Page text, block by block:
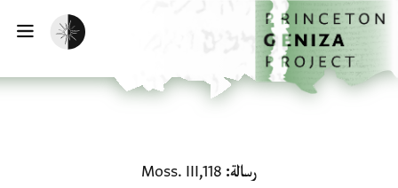
تخطي إلى المحتوى الرئيسي
الصفحة الرئيسية
تفعيل الوضع المظلم
رسالة Moss. III,118